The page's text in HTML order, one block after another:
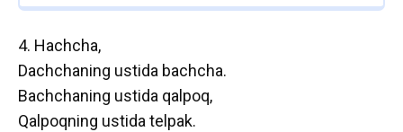
4. Hachcha,
Dachchaning ustida bachcha.
Bachchaning ustida qalpoq,
Qalpoqning ustida telpak.